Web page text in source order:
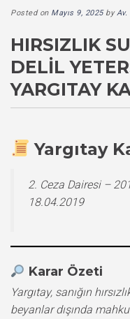
Posted on Mayıs 9, 2025byAv.
HIRSIZLIK
DELIL
YARGITAY
Yargıtay
2. Ceza Dairesi –
18.04.2019
Karar Özeti
Yargıtay, sanığın
beyanlar dışında